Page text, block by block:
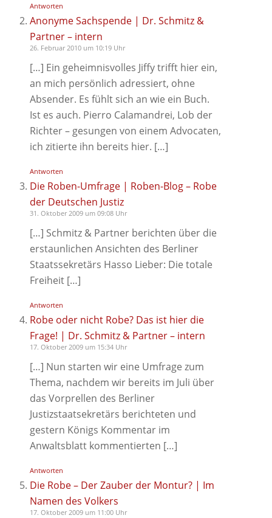
Antworten
Anonyme Sachspende | Dr. Schmitz &
Partner – intern
26. Februar 2010 um 10:19 Uhr
[…] Ein geheimnisvolles Jiffy trifft hier ein,
an mich persönlich adressiert, ohne
Absender. Es fühlt sich an wie ein Buch.
Ist es auch. Pierro Calamandrei, Lob der
Richter – gesungen von einem Advocaten,
ich zitierte ihn bereits hier. […]
Antworten
Die Roben-Umfrage | Roben-Blog – Robe
der Deutschen Justiz
31. Oktober 2009 um 09:08 Uhr
[…] Schmitz & Partner berichten über die
erstaunlichen Ansichten des Berliner
Staatssekretärs Hasso Lieber: Die totale
Freiheit […]
Antworten
Robe oder nicht Robe? Das ist hier die
Frage! | Dr. Schmitz & Partner – intern
17. Oktober 2009 um 15:34 Uhr
[…] Nun starten wir eine Umfrage zum
Thema, nachdem wir bereits im Juli über
das Vorprellen des Berliner
Justizstaatsekretärs berichteten und
gestern Königs Kommentar im
Anwaltsblatt kommentierten […]
Antworten
Die Robe – Der Zauber der Montur? | Im
Namen des Volkers
17. Oktober 2009 um 11:00 Uhr